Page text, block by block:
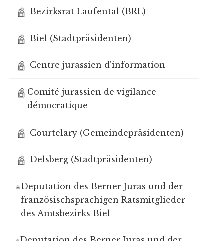
Bezirksrat Laufental (BRL)
Biel (Stadtpräsidenten)
Centre jurassien d'information
Comité jurassien de vigilance
démocratique
Courtelary (Gemeindepräsidenten)
Delsberg (Stadtpräsidenten)
Deputation des Berner Juras und der
französischsprachigen Ratsmitglieder
des Amtsbezirks Biel